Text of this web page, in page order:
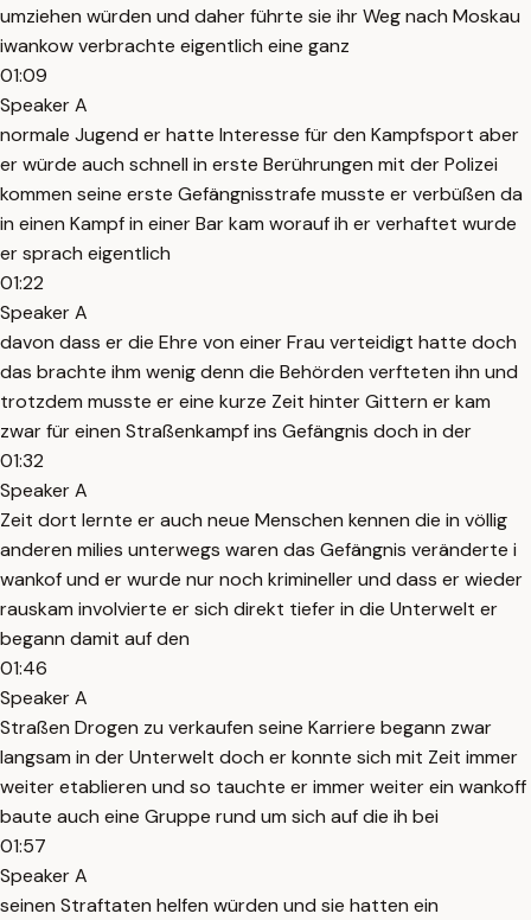
umziehen würden und daher führte sie ihr Weg nach Moskau
iwankow verbrachte eigentlich eine ganz
01:09
Speaker A
normale Jugend er hatte Interesse für den Kampfsport aber
er würde auch schnell in erste Berührungen mit der Polizei
kommen seine erste Gefängnisstrafe musste er verbüßen da
in einen Kampf in einer Bar kam worauf ih er verhaftet wurde
er sprach eigentlich
01:22
Speaker A
davon dass er die Ehre von einer Frau verteidigt hatte doch
das brachte ihm wenig denn die Behörden verfteten ihn und
trotzdem musste er eine kurze Zeit hinter Gittern er kam
zwar für einen Straßenkampf ins Gefängnis doch in der
01:32
Speaker A
Zeit dort lernte er auch neue Menschen kennen die in völlig
anderen milies unterwegs waren das Gefängnis veränderte i
wankof und er wurde nur noch krimineller und dass er wieder
rauskam involvierte er sich direkt tiefer in die Unterwelt er
begann damit auf den
01:46
Speaker A
Straßen Drogen zu verkaufen seine Karriere begann zwar
langsam in der Unterwelt doch er konnte sich mit Zeit immer
weiter etablieren und so tauchte er immer weiter ein wankoff
baute auch eine Gruppe rund um sich auf die ih bei
01:57
Speaker A
seinen Straftaten helfen würden und sie hatten ein